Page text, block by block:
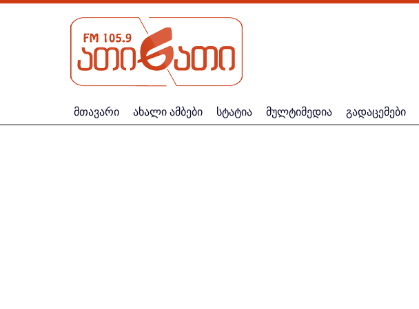
მთავარი ახალი ამბები სტატია მულტიმედია გადაცემები